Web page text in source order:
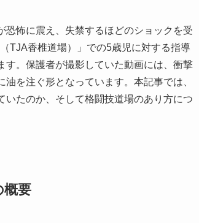
怖に震え、失禁するほどのショックを受
TJA香椎道場）」での5歳児に対する指導
す。保護者が撮影していた動画には、衝撃
を注ぐ形となっています。本記事では、
いたのか、そして格闘技道場のあり方につ
概要